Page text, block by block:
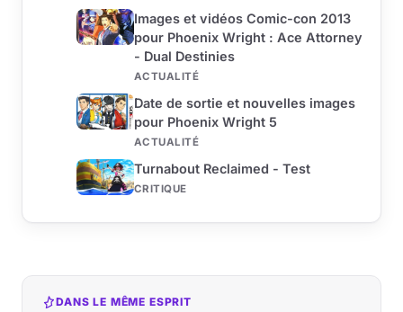
Images et vidéos Comic-con 2013
pour Phoenix Wright : Ace Attorney
- Dual Destinies
ACTUALITÉ
Date de sortie et nouvelles images
pour Phoenix Wright 5
ACTUALITÉ
Turnabout Reclaimed - Test
CRITIQUE
DANS LE MÊME ESPRIT